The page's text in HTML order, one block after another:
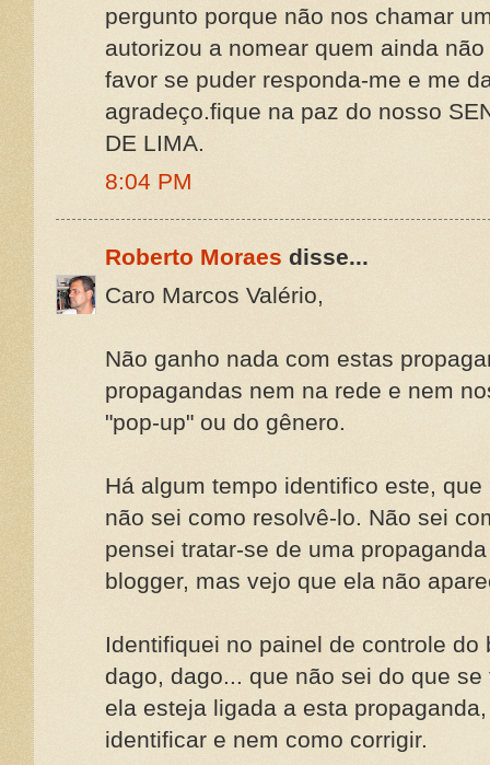
pergunto porque não nos chamar
autorizou a nomear quem ainda
favor se puder responda-me e me
agradeço.fique na paz do nosso
DE LIMA.
8:04 PM
Roberto Moraes disse...
Caro Marcos Valério,
Não ganho nada com estas
propagandas nem na rede e nem
"pop-up" ou do gênero.
Há algum tempo identifico este,
não sei como resolvê-lo. Não sei
pensei tratar-se de uma
blogger, mas vejo que ela não
Identifiquei no painel de controle
dago, dago... que não sei do que
ela esteja ligada a esta
identificar e nem como corrigir.